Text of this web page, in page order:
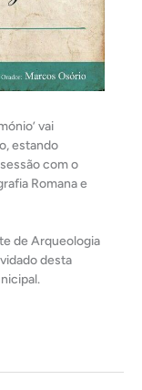
vai
estando
com o
Romana e
de Arqueologia
desta